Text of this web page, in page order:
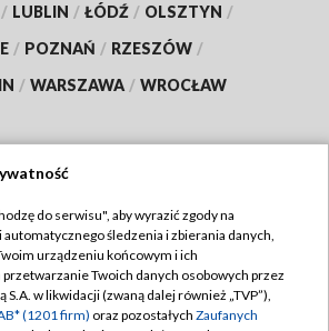
/ LUBLIN / ŁÓDŹ / OLSZTYN /
/ POZNAŃ / RZESZÓW /
/ WARSZAWA / WROCŁAW
TVP
Regulamin TVP
Polityka prywatności
do serwisu", aby wyrazić zgody na
śledzenia i zbierania danych,
urządzeniu końcowym i ich
Twoich danych osobowych przez
S.A. w likwidacji (zwaną dalej również „TVP”),
(1201 firm) oraz pozostałych Zaufanych